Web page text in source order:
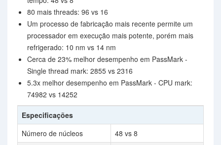
80 mais threads: 96 vs 16
Um processo de fabricação mais recente permite um
processador em execução mais potente, porém mais
refrigerado: 10 nm vs 14 nm
Cerca de 23% melhor desempenho em PassMark -
Single thread mark: 2855 vs 2316
5.3x melhor desempenho em PassMark - CPU mark:
74982 vs 14252
Especificações
Número de núcleos
48 vs 8